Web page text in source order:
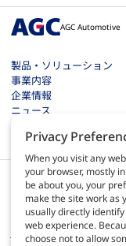
AGC Automotive
製品・ソリューション
事業内容
企業情報
ニュース
採用情報
Privacy
When you visit any
your browser, mostly
be about you, your
make the site work as
usually directly
web experience.
choose not to allow